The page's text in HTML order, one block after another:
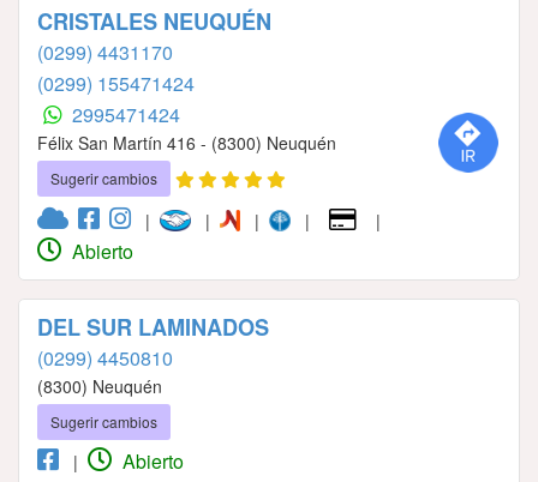
CRISTALES NEUQUÉN
(0299) 4431170
(0299) 155471424
2995471424
Félix San Martín 416 - (8300) Neuquén
Sugerir cambios
| | | | |
Abierto
DEL SUR LAMINADOS
(0299) 4450810
(8300) Neuquén
Sugerir cambios
| Abierto